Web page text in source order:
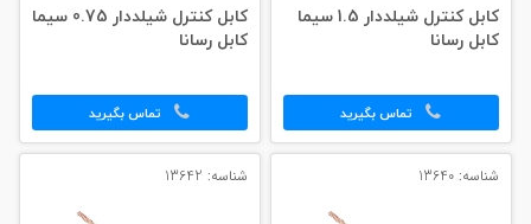
کابل کنترل شیلددار 1.5 سیما
کابل رسانا
تماس بگیرید
کابل کنترل شیلددار 0.75 سیما
کابل رسانا
تماس بگیرید
شناسه: 13640 شناسه: 13642